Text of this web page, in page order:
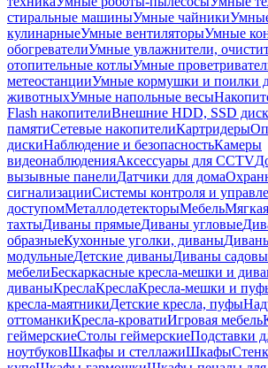
стиральные машиныУмные чайники
кулинарныеУмные вентиляторыУмные
обогревателиУмные увлажнители,
отопительные котлыУмные
метеостанцииУмные кормушки и поилки
животныхУмные напольные весы
Flash накопителиВнешние HDD, SSD
памятиСетевые накопителиКартридеры
дискиНаблюдение и безопасностьКамеры
видеонаблюденияАксессуары для CCTV
вызывные панелиДатчики для дома
сигнализацииСистемы контроля и
доступомМеталлодетекторыМебель
тахтыДиваны прямыеДиваны угловые
образныеКухонные уголки, диваны
модульныеДетские диваныДиваны
мебелиБескаркасные кресла-мешки и
диваныКреслаКреслаКресла-мешки и
кресла-маятникиДетские кресла, пуфы
оттоманкиКресла-кроватиИгровая мебель
геймерскиеСтолы геймерскиеПодставки
ноутбуковШкафы и стеллажиШкафы